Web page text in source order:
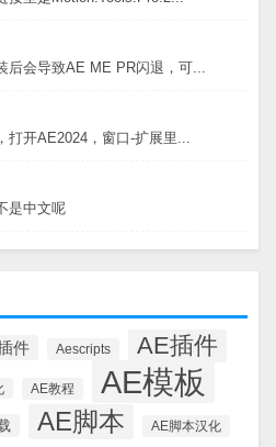
后会导致AE ME PR闪退，可...
打开AE2024，窗口-扩展里...
是中文呢
件 Aescripts AE插件
AE教程 AE模板
AE脚本 AE脚本汉化